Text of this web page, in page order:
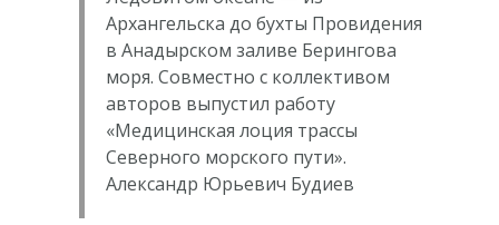
Архангельска до бухты Провидения
в Анадырском заливе Берингова
моря. Совместно с коллективом
авторов выпустил работу
«Медицинская лоция трассы
Северного морского пути».
Александр Юрьевич Будиев